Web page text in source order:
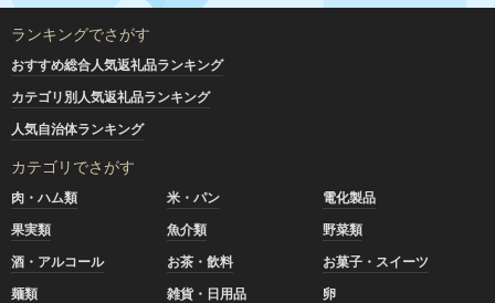
ランキングでさがす
おすすめ総合人気返礼品ランキング
カテゴリ別人気返礼品ランキング
人気自治体ランキング
カテゴリでさがす
肉・ハム類 米・パン
電化製品
果実類
魚介類
野菜類
酒・アルコール
お茶・飲料
お菓子・スイーツ
麺類
雑貨・日用品
卵